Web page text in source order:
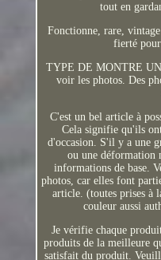
tout en
Fonctionne, rare,
fierté
TYPE DE MONTRE
voir les photos. Des
C'est un bel article à
Cela signifie qu'ils
d'occasion. S'il y a une
ou une déformation
informations de base.
photos, car elles font
article. (toutes prises à
couleur aussi
Je vérifie chaque
produits de la meilleure
satisfait du produit.